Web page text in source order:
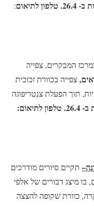
לתיאום
:
המבקרים, צפייה
צפייה בכוורת זכוכית
תוך הפעלת צנטריפוגה
טלפון לתיאום:
– תקיים סיורים מודרכים
בו מיצג דבורים של אלפי
כוורת שקופה להצצה